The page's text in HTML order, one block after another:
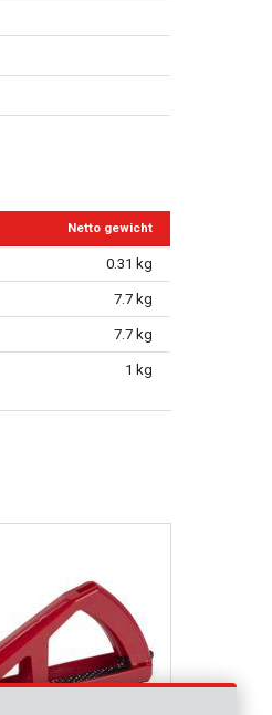
Netto gewicht
0.31 kg
7.7 kg
7.7 kg
1 kg